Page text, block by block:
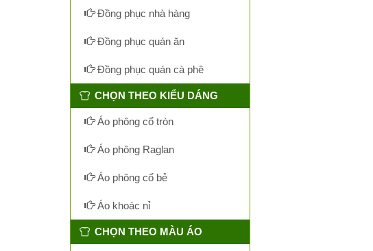
Đồng phục nhà hàng
Đồng phục quán ăn
Đồng phục quán cà phê
CHỌN THEO KIỂU DÁNG
Áo phông cổ tròn
Áo phông Raglan
Áo phông cổ bẻ
Áo khoác nỉ
CHỌN THEO MÀU ÁO